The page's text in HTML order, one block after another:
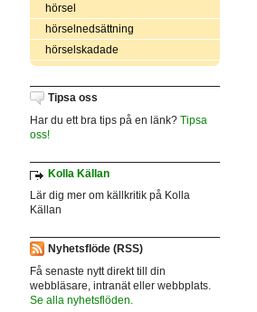
hörsel
hörselnedsättning
hörselskadade
Tipsa oss
Har du ett bra tips på en länk? Tipsa
oss!
Kolla Källan
Lär dig mer om källkritik på Kolla
Källan
Nyhetsflöde (RSS)
Få senaste nytt direkt till din
webbläsare, intranät eller webbplats.
Se alla nyhetsflöden.